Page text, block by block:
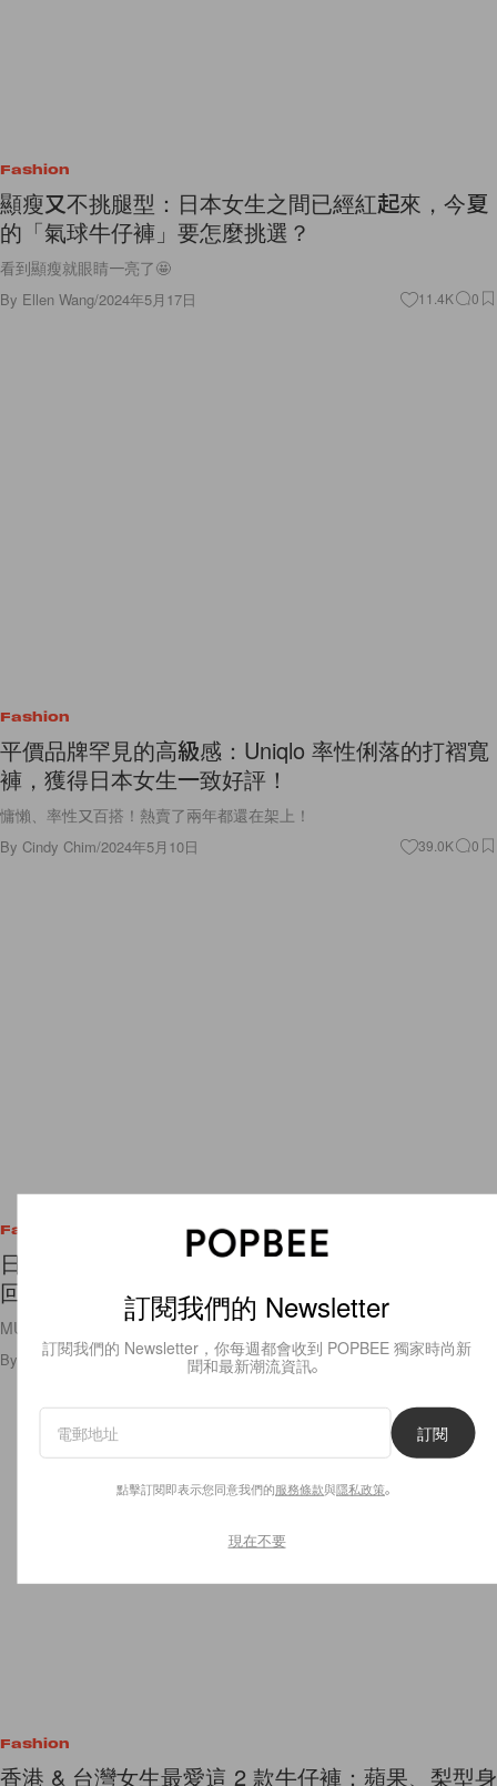
Fashion
顯瘦又不挑腿型：日本女生之間已經紅起來，今夏
的「氣球牛仔褲」要怎麼挑選？
看到顯瘦就眼睛一亮了🤩
By Ellen Wang/2024年5月17日 11.4K 0
Fashion
平價品牌罕見的高級感：Uniqlo 率性俐落的打褶寬
褲，獲得日本女生一致好評！
慵懶、率性又百搭！熱賣了兩年都還在架上！
By Cindy Chim/2024年5月10日 39.0K 0
Fashion
日本女生點讚：特別適合小個子，MUJI 寬褲為何
回購率如此高？
MUJI 的褲子簡簡單單，但卻穿起來很不簡單🤩🧡
By Polly Tsai/2024年2月8日 17.0K
Fashion
香港 & 台灣女生最愛這 2 款牛仔褲：蘋果、梨型身
訂閱我們的 Newsletter
訂閱我們的 Newsletter，你每週都會收到 POPBEE 獨家時尚新
聞和最新潮流資訊。
訂閱
點擊訂閱即表示您同意我們的服務條款與隱私政策。
現在不要